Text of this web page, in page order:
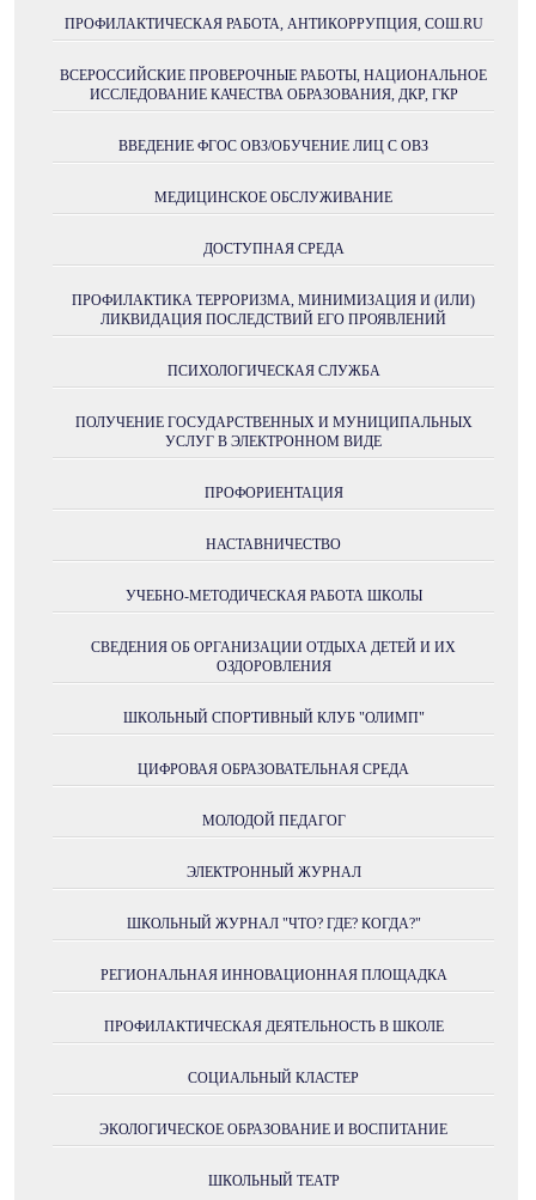
ПРОФИЛАКТИЧЕСКАЯ РАБОТА, АНТИКОРРУПЦИЯ, СОШ.RU
ВСЕРОССИЙСКИЕ ПРОВЕРОЧНЫЕ РАБОТЫ, НАЦИОНАЛЬНОЕ
ИССЛЕДОВАНИЕ КАЧЕСТВА ОБРАЗОВАНИЯ, ДКР, ГКР
ВВЕДЕНИЕ ФГОС ОВЗ/ОБУЧЕНИЕ ЛИЦ С ОВЗ
МЕДИЦИНСКОЕ ОБСЛУЖИВАНИЕ
ДОСТУПНАЯ СРЕДА
ПРОФИЛАКТИКА ТЕРРОРИЗМА, МИНИМИЗАЦИЯ И (ИЛИ)
ЛИКВИДАЦИЯ ПОСЛЕДСТВИЙ ЕГО ПРОЯВЛЕНИЙ
ПСИХОЛОГИЧЕСКАЯ СЛУЖБА
ПОЛУЧЕНИE ГОСУДАРСТВЕННЫХ И МУНИЦИПАЛЬНЫХ
УСЛУГ В ЭЛЕКТРОННОМ ВИДЕ
ПРОФОРИЕНТАЦИЯ
НАСТАВНИЧЕСТВО
УЧЕБНО-МЕТОДИЧЕСКАЯ РАБОТА ШКОЛЫ
СВЕДЕНИЯ ОБ ОРГАНИЗАЦИИ ОТДЫХА ДЕТЕЙ И ИХ
ОЗДОРОВЛЕНИЯ
ШКОЛЬНЫЙ СПОРТИВНЫЙ КЛУБ "ОЛИМП"
ЦИФРОВАЯ ОБРАЗОВАТЕЛЬНАЯ СРЕДА
МОЛОДОЙ ПЕДАГОГ
ЭЛЕКТРОННЫЙ ЖУРНАЛ
ШКОЛЬНЫЙ ЖУРНАЛ "ЧТО? ГДЕ? КОГДА?"
РЕГИОНАЛЬНАЯ ИННОВАЦИОННАЯ ПЛОЩАДКА
ПРОФИЛАКТИЧЕСКАЯ ДЕЯТЕЛЬНОСТЬ В ШКОЛЕ
СОЦИАЛЬНЫЙ КЛАСТЕР
ЭКОЛОГИЧЕСКОЕ ОБРАЗОВАНИЕ И ВОСПИТАНИЕ
ШКОЛЬНЫЙ ТЕАТР